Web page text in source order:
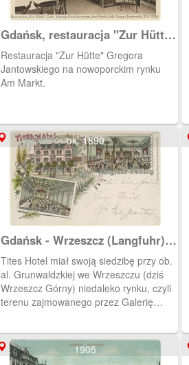
Gdańsk, restauracja "Zur Hütte"
w Nowym Porcie
Restauracja "Zur Hütte" Gregora
Jantowskiego na nowoporckim rynku
Am Markt.
ok. 1890
Gdańsk - Wrzeszcz (Langfuhr),
Tites Hotel
Tites Hotel miał swoją siedzibę przy ob.
al. Grunwaldzkiej we Wrzeszczu (dziś
Wrzeszcz Górny) niedaleko rynku, czyli
terenu zajmowanego przez Galerię
1905